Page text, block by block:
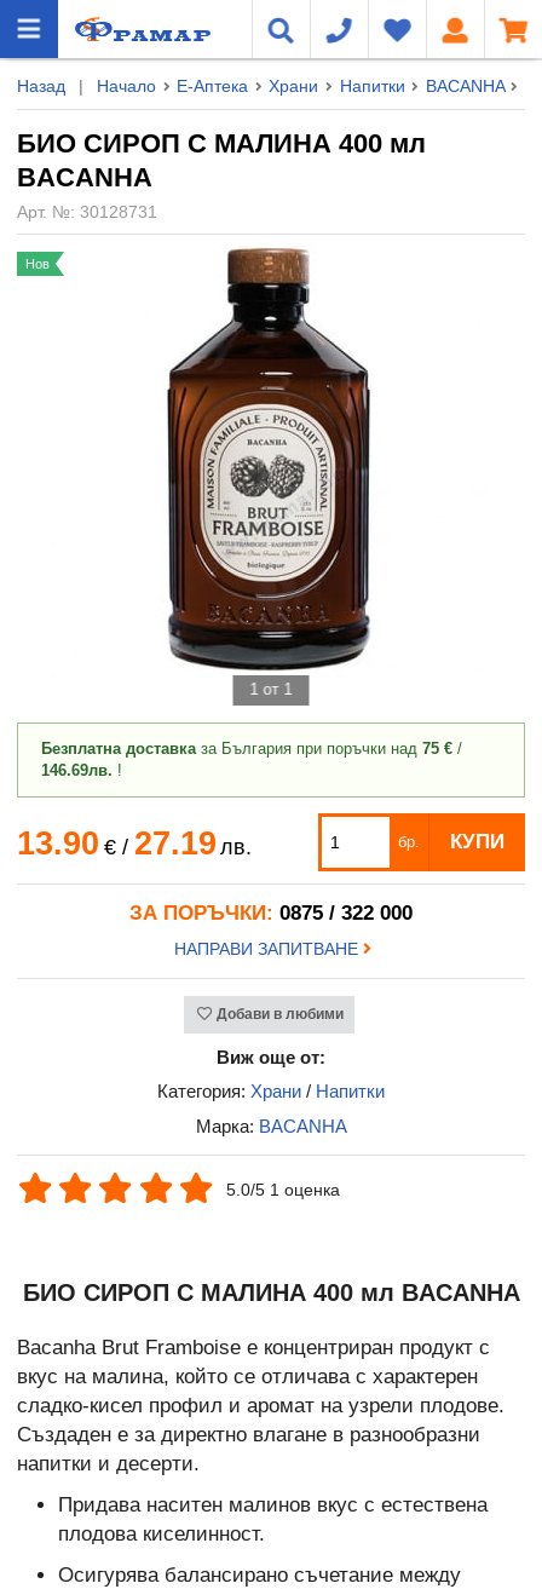
Назад | Начало Е-Аптека Храни Напитки BACANHA
БИО СИРОП С МАЛИНА 400 мл
BACANHA
Арт. №: 30128731
1 от 1
Нов
Безплатна доставказа България при поръчки над 75 € /
146.69лв. !
13.90 €/ 27.19 лв. бр. КУПИ
ЗА ПОРЪЧКИ: 0875 / 322 000
НАПРАВИ ЗАПИТВАНЕ
Добави в любими
Виж още от:
Категория: Храни / Напитки
Марка: BACANHA
5.0/5 1 оценка
БИО СИРОП С МАЛИНА 400 мл BACANHA
Bacanha Brut Framboise е концентриран продукт с
вкус на малина, който се отличава с характерен
сладко-кисел профил и аромат на узрели плодове.
Създаден е за директно влагане в разнообразни
напитки и десерти.
Придава наситен малинов вкус с естествена
плодова киселинност.
Осигурява балансирано съчетание между